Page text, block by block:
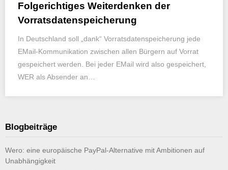
Folgerichtiges Weiterdenken der
Vorratsdatenspeicherung
In Deutschland soll „dank“ Vorratsdatenspeicherung jede
EMail-Kommunikation zwischen allen Bürgern auf Vorrat
gespeichert werden. Bei jeder EMail wird also gespeichert,
WER als Absender an…
Blogbeiträge
Wero: eine europäische PayPal-Alternative mit Ambitionen auf
Unabhängigkeit